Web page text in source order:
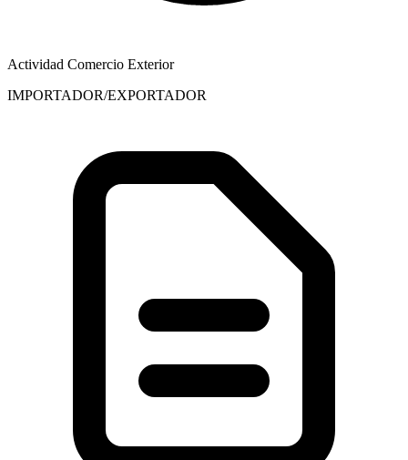
Actividad Comercio Exterior
IMPORTADOR/EXPORTADOR